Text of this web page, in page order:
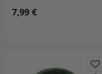
7,99 €